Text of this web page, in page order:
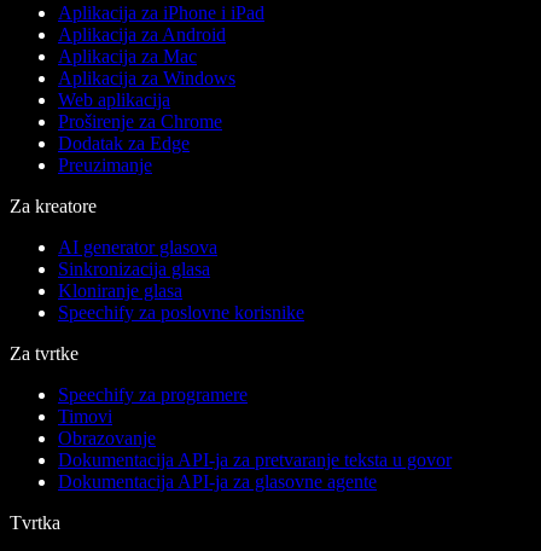
Aplikacija za iPhone i iPad
Aplikacija za Android
Aplikacija za Mac
Aplikacija za Windows
Web aplikacija
Proširenje za Chrome
Dodatak za Edge
Preuzimanje
Za kreatore
AI generator glasova
Sinkronizacija glasa
Kloniranje glasa
Speechify za poslovne korisnike
Za tvrtke
Speechify za programere
Timovi
Obrazovanje
Dokumentacija API-ja za pretvaranje teksta u govor
Dokumentacija API-ja za glasovne agente
Tvrtka